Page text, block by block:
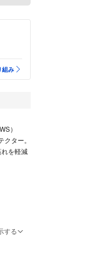
組み
）
ター。
を軽減
ケット
する